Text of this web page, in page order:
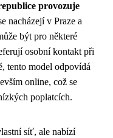
provozuje
nacházejí v Praze a
být pro některé
osobní kontakt při
tento model odpovídá
online, což se
poplatcích.
síť, ale nabízí